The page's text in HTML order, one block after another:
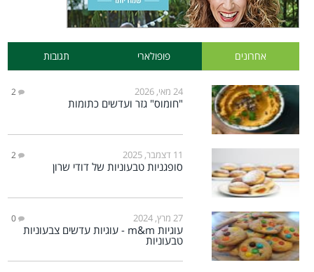
אחרונים פופולארי תגובות
24 מאי, 2026 2
"חומוס" גזר ועדשים כתומות
11 דצמבר, 2025 2
סופגניות טבעוניות של דודי שרון
27 מרץ, 2024 0
עוגיות m&m - עוגיות עדשים צבעוניות
טבעוניות